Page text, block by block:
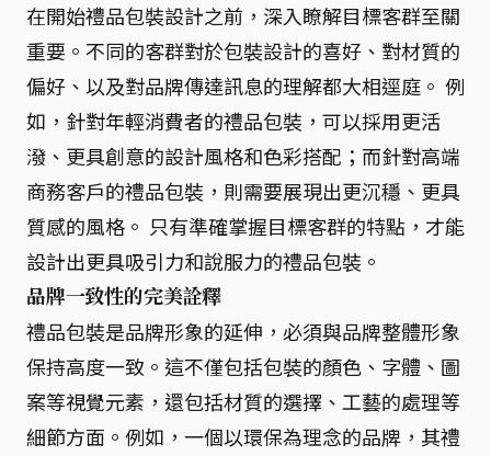
在開始禮品包裝設計之前，深入瞭解目標客群至關
重要。不同的客群對於包裝設計的喜好、對材質的
偏好、以及對品牌傳達訊息的理解都大相逕庭。 例
如，針對年輕消費者的禮品包裝，可以採用更活
潑、更具創意的設計風格和色彩搭配；而針對高端
商務客戶的禮品包裝，則需要展現出更沉穩、更具
質感的風格。 只有準確掌握目標客群的特點，才能
設計出更具吸引力和說服力的禮品包裝。
品牌一致性的完美詮釋
禮品包裝是品牌形象的延伸，必須與品牌整體形象
保持高度一致。這不僅包括包裝的顏色、字體、圖
案等視覺元素，還包括材質的選擇、工藝的處理等
細節方面。例如，一個以環保為理念的品牌，其禮